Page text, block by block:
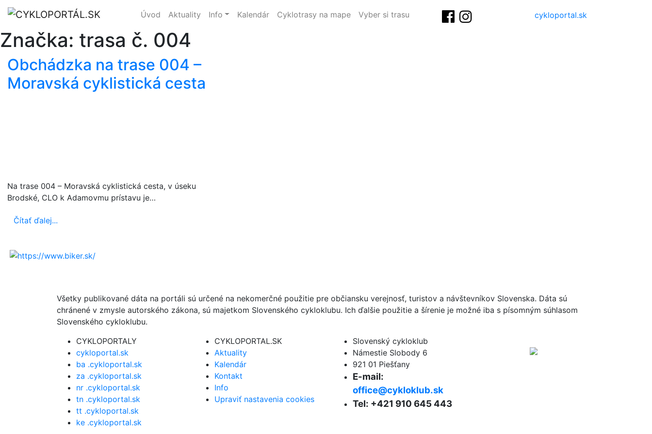
Úvod Aktuality Info Kalendár Cyklotrasy na mape Vyber si trasu cykloportal.sk
Značka: trasa č. 004
Obchádzka na trase 004 –
Moravská cyklistická cesta
Na trase 004 – Moravská cyklistická cesta, v úseku
Brodské, CLO k Adamovmu prístavu je…
Čítať ďalej...
Všetky publikované dáta na portáli sú určené na nekomerčné použitie pre občiansku verejnosť, turistov a návštevníkov Slovenska. Dáta sú
chránené v zmysle autorského zákona, sú majetkom Slovenského cykloklubu. Ich ďalšie použitie a šírenie je možné iba s písomným súhlasom
Slovenského cykloklubu.
CYKLOPORTALY
cykloportal.sk
ba .cykloportal.sk
za .cykloportal.sk
nr .cykloportal.sk
tn .cykloportal.sk
tt .cykloportal.sk
ke .cykloportal.sk
CYKLOPORTAL.SK
Aktuality
Kalendár
Kontakt
Info
Upraviť nastavenia cookies
Slovenský cykloklub
Námestie Slobody 6
921 01 Piešťany
E-mail:
office@cykloklub.sk
Tel: +421 910 645 443